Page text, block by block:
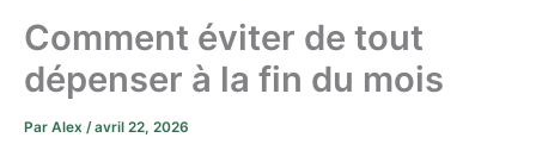
Comment éviter de tout
dépenser à la fin du mois
Par Alex /avril 22, 2026